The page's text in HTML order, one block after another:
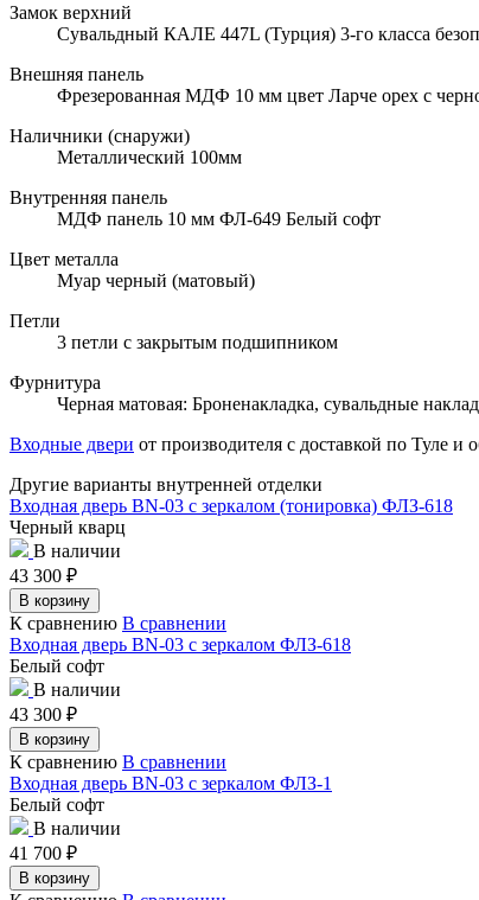
Замок верхний
Сувальдный КАЛЕ 447L (Турция) 3-го класса
Внешняя панель
Фрезерованная МДФ 10 мм цвет Ларче орех с
Наличники (снаружи)
Металлический 100мм
Внутренняя панель
МДФ панель 10 мм ФЛ-649 Белый софт
Цвет металла
Муар черный (матовый)
Петли
3 петли с закрытым подшипником
Фурнитура
Черная матовая: Броненакладка, сувальдные
Входные двери от производителя с доставкой по Туле и
Другие варианты внутренней отделки
Входная дверь BN-03 с зеркалом (тонировка) ФЛЗ-618
Черный кварц
В наличии
43 300 ₽
В корзину
К сравнению В сравнении
Входная дверь BN-03 с зеркалом ФЛЗ-618
Белый софт
В наличии
43 300 ₽
В корзину
К сравнению В сравнении
Входная дверь BN-03 с зеркалом ФЛЗ-1
Белый софт
В наличии
41 700 ₽
В корзину